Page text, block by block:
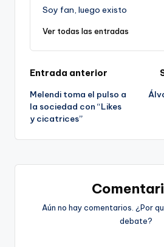
Soy fan, luego existo
Ver todas las entradas
Navegación
de
entradas
Entrada anterior
Melendi toma el pulso a
la sociedad con “Likes
y cicatrices”
Aún no hay comentarios. ¿Por
debate?